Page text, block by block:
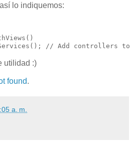
lo indiquemos:
utilidad :)
found.
a. m.